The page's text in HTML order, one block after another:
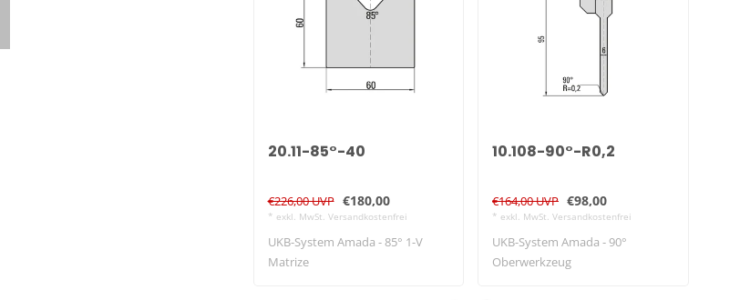
20.11-85°-40
€226,00 UVP €180,00
* exkl. MwSt. Versandkostenfrei
UKB-System Amada - 85° 1-V
Matrize
10.108-90°-R0,2
€164,00 UVP €98,00
* exkl. MwSt. Versandkostenfrei
UKB-System Amada - 90°
Oberwerkzeug